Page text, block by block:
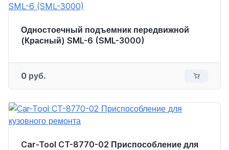
Одностоечный подъемник передвижной
(Красный) SML-6 (SML-3000)
0 руб.
Car-Tool CT-8770-02 Приспособление для